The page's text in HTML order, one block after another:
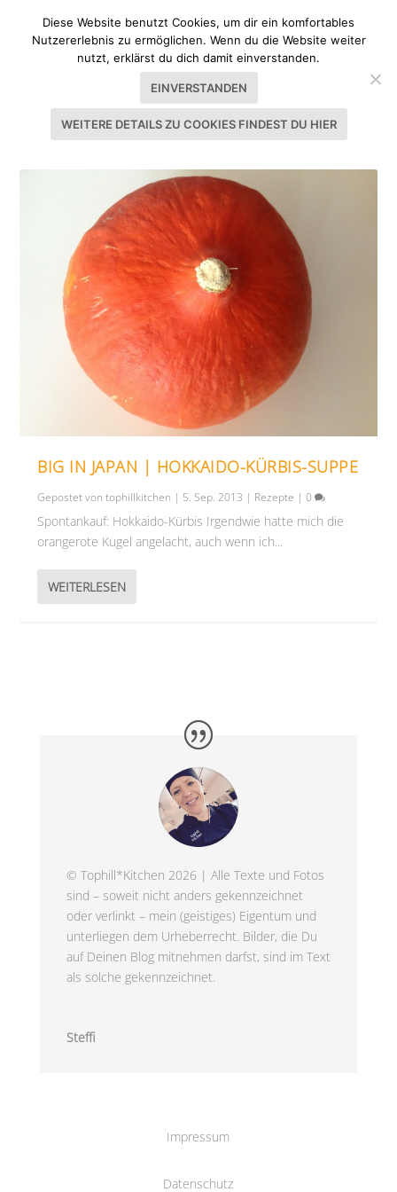
SCHLAGWORT:WEISSWEIN
BIG IN JAPAN | HOKKAIDO-KÜRBIS-SUPPE
Gepostet vontophillkitchen | 5. Sep. 2013 | Rezepte |0
Spontankauf: Hokkaido-Kürbis Irgendwie hatte mich die
orangerote Kugel angelacht, auch wenn ich...
WEITERLESEN
© Tophill*Kitchen 2026 | Alle Texte und Fotos
sind – soweit nicht anders gekennzeichnet
oder verlinkt – mein (geistiges) Eigentum und
unterliegen dem Urheberrecht. Bilder, die Du
auf Deinen Blog mitnehmen darfst, sind im Text
als solche gekennzeichnet.
Steffi
Impressum
Datenschutz
Diese Website benutzt Cookies, um dir ein komfortables
Nutzererlebnis zu ermöglichen. Wenn du die Website weiter
nutzt, erklärst du dich damit einverstanden.
EINVERSTANDEN
WEITERE DETAILS ZU COOKIES FINDEST DU HIER